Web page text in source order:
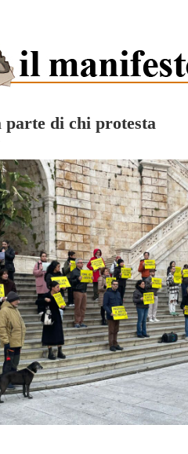
di chi protesta